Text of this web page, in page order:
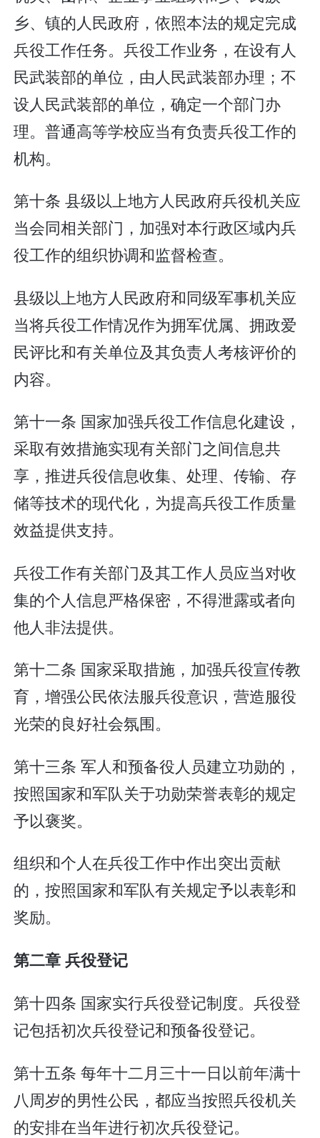
乡、镇的人民政府，依照本法的规定完成
兵役工作任务。兵役工作业务，在设有人
民武装部的单位，由人民武装部办理；不
设人民武装部的单位，确定一个部门办
理。普通高等学校应当有负责兵役工作的
机构。
第十条 县级以上地方人民政府兵役机关应
当会同相关部门，加强对本行政区域内兵
役工作的组织协调和监督检查。
县级以上地方人民政府和同级军事机关应
当将兵役工作情况作为拥军优属、拥政爱
民评比和有关单位及其负责人考核评价的
内容。
第十一条 国家加强兵役工作信息化建设，
采取有效措施实现有关部门之间信息共
享，推进兵役信息收集、处理、传输、存
储等技术的现代化，为提高兵役工作质量
效益提供支持。
兵役工作有关部门及其工作人员应当对收
集的个人信息严格保密，不得泄露或者向
他人非法提供。
第十二条 国家采取措施，加强兵役宣传教
育，增强公民依法服兵役意识，营造服役
光荣的良好社会氛围。
第十三条 军人和预备役人员建立功勋的，
按照国家和军队关于功勋荣誉表彰的规定
予以褒奖。
组织和个人在兵役工作中作出突出贡献
的，按照国家和军队有关规定予以表彰和
奖励。
第二章 兵役登记
第十四条 国家实行兵役登记制度。兵役登
记包括初次兵役登记和预备役登记。
第十五条 每年十二月三十一日以前年满十
八周岁的男性公民，都应当按照兵役机关
的安排在当年进行初次兵役登记。